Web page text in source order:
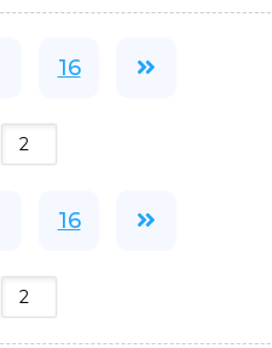
16
16